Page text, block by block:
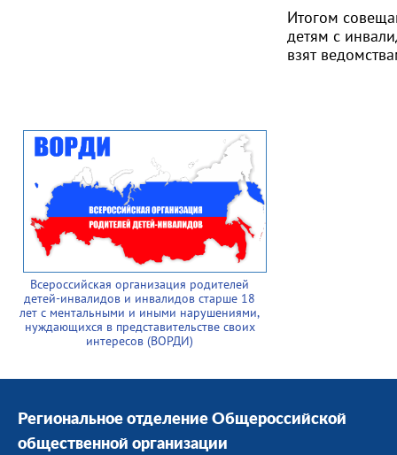
Итогом
детям с
взят
Всероссийская организация родителей
детей-инвалидов и инвалидов старше 18
лет с ментальными и иными нарушениями,
нуждающихся в представительстве своих
интересов (ВОРДИ)
Региональное отделение Общероссийской
общественной организации